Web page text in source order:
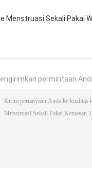
Menstruasi Sekali Pakai
permintaan